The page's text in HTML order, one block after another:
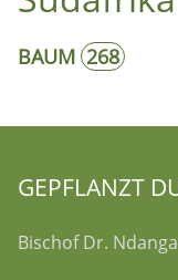
BAUM 268
GEPFLANZT
Bischof Dr.